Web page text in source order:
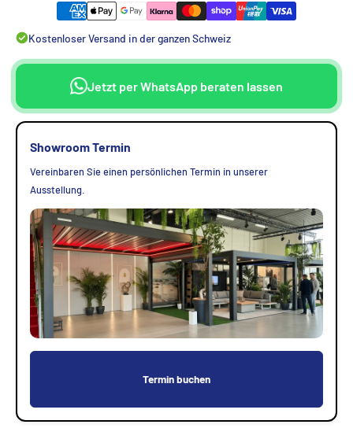
Kostenloser Versand in der ganzen Schweiz
Jetzt per WhatsApp beraten lassen
Showroom Termin
Vereinbaren Sie einen persönlichen Termin in unserer
Ausstellung.
Termin buchen